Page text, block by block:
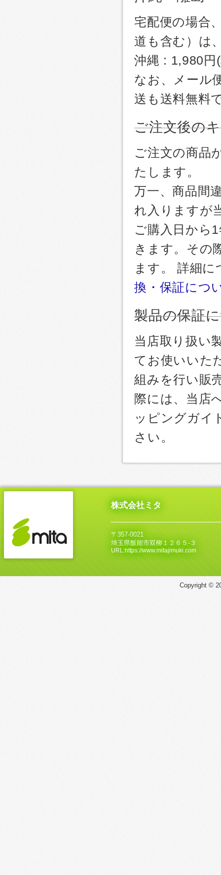
宅配便の場合
道も含む）は
沖縄 : 1,980円
なお、メール
送も送料無料
ご注文後の
ご注文の商品
たします。
万一、商品間
れ入りますが
ご購入日から
きます。その
ます。 詳細
換・保証につ
製品の保証
当店取り扱い
てお使いいた
組みを行い販
際には、当店
ッピングガイ
さい。
株式会社ミタ
〒357-0021
埼玉県飯能市双柳１２６５‐３
URL:https://www.mitajimuki.com
Copyright ©